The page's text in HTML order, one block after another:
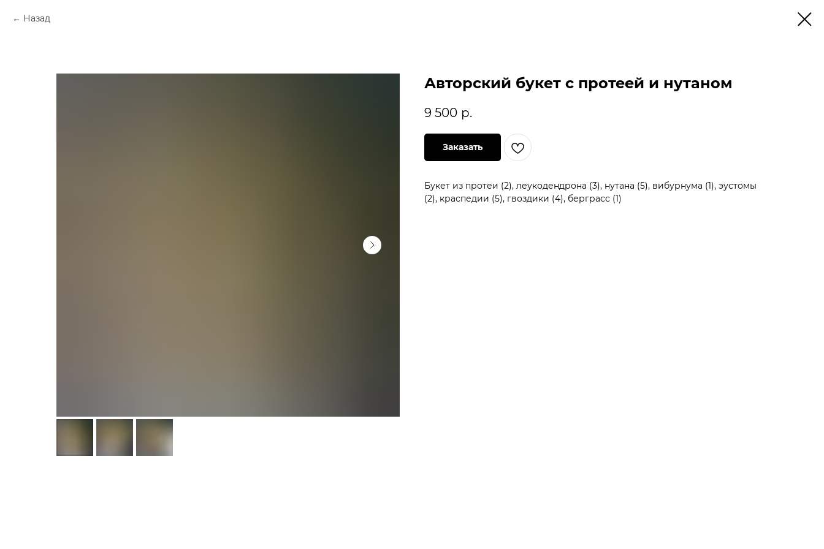
Назад
Авторский букет с протеей и нутаном
9 500 р.
Заказать
Букет из протеи (2), леукодендрона (3), нутана (5), вибурнума (1), эустомы
(2), краспедии (5), гвоздики (4), берграсс (1)